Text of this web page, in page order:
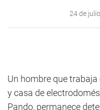
24 de
Un hombre que
y casa de
Pando, permanece